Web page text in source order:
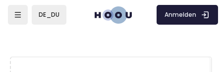
DE_DU Anmelden